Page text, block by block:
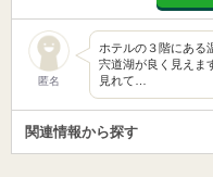
匿名
ホテルの３階にある
宍道湖が良く見えま
見れて…
関連情報から探す